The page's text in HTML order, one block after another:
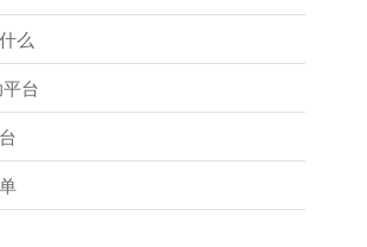
么
台